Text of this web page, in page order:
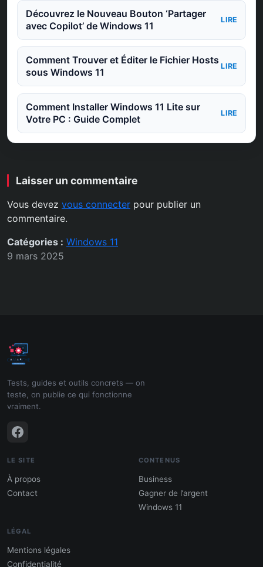
Découvrez le Nouveau Bouton ‘Partager
avec Copilot’ de Windows 11
LIRE
Comment Trouver et Éditer le Fichier Hosts
sous Windows 11
LIRE
Comment Installer Windows 11 Lite sur
Votre PC : Guide Complet
LIRE
Laisser un commentaire
Vous devez vous connecter pour publier un
commentaire.
Catégories : Windows 11
9 mars 2025
Tests, guides et outils concrets — on
teste, on publie ce qui fonctionne
vraiment.
LE SITE
À propos
Contact
CONTENUS
Business
Gagner de l’argent
Windows 11
LÉGAL
Mentions légales
Confidentialité